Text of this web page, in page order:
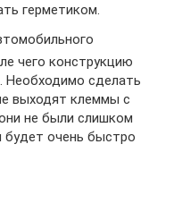
герметиком.
чего конструкцию
сделать
выходят клеммы с
не были слишком
будет очень быстро